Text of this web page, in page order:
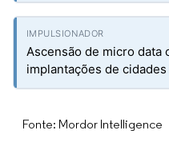
Ascensão de micro data
implantações de
Fonte: Mordor Intelligence